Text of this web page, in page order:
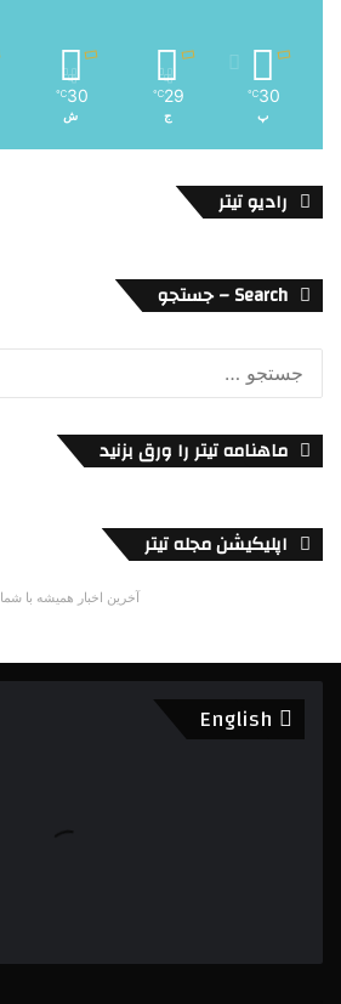
30
℃
پ
29
℃
ج
30
℃
ش
رادیو تیتر
Search – جستجو
ماهنامه تیتر را ورق بزنید
اپلیکیشن مجله تیتر
آخرین اخبار همیشه با شما